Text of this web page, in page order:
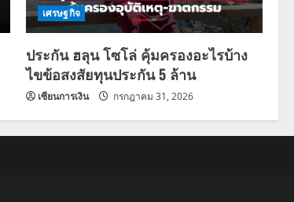
เศรษฐกิจ
ประกัน ฮลุน โซโล่ คุ้มครองอะไรบ้าง
ไขข้อสงสัยทุนประกัน 5 ล้าน
เซียนการเงิน กรกฎาคม 31, 2026